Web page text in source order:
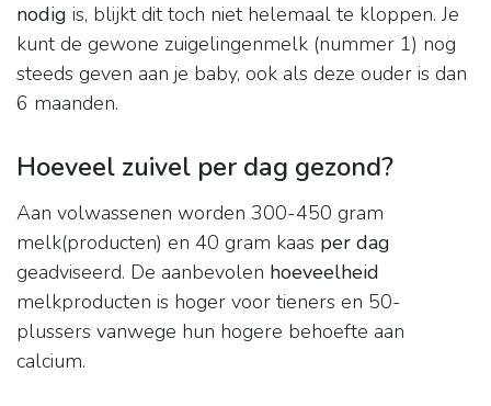
nodig is, blijkt dit toch niet helemaal te kloppen. Je
kunt de gewone zuigelingenmelk (nummer 1) nog
steeds geven aan je baby, ook als deze ouder is dan
6 maanden.
Hoeveel zuivel per dag gezond?
Aan volwassenen worden 300-450 gram
melk(producten) en 40 gram kaas per dag
geadviseerd. De aanbevolen hoeveelheid
melkproducten is hoger voor tieners en 50-
plussers vanwege hun hogere behoefte aan
calcium.